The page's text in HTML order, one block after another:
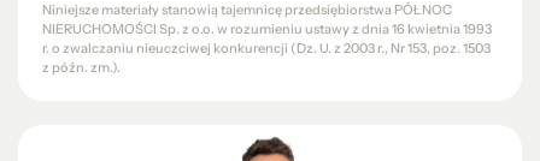
Niniejsze materiały stanowią tajemnicę przedsiębiorstwa PÓŁNOC
NIERUCHOMOŚCI Sp. z o.o. w rozumieniu ustawy z dnia 16 kwietnia 1993
r. o zwalczaniu nieuczciwej konkurencji (Dz. U. z 2003 r., Nr 153, poz. 1503
z późn. zm.).